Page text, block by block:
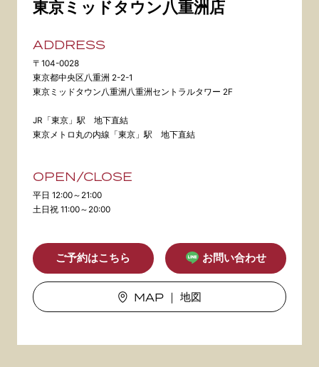
東京ミッドタウン八重洲店
ADDRESS
〒104-0028
東京都中央区八重洲 2-2-1
東京ミッドタウン八重洲八重洲セントラルタワー 2F
JR「東京」駅 地下直結
東京メトロ丸の内線「東京」駅 地下直結
OPEN/CLOSE
平日 12:00～21:00
土日祝 11:00～20:00
ご予約はこちら お問い合わせ
MAP ｜ 地図